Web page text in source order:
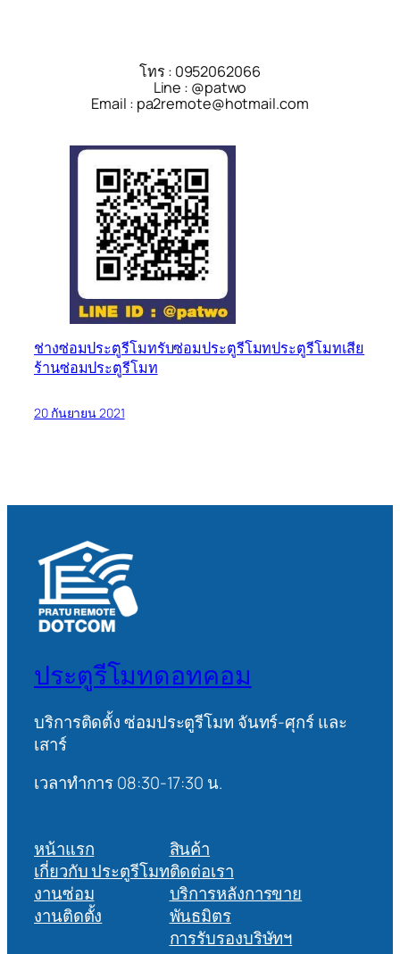
โทร : 0952062066
Line : @patwo
Email : pa2remote@hotmail.com
ช่างซ่อมประตูรีโมทรับซ่อมประตูรีโมทประตูรีโมทเสีย
ร้านซ่อมประตูรีโมท
20 กันยายน 2021
ประตูรีโมทดอทคอม
บริการติดตั้ง ซ่อมประตูรีโมท จันทร์-ศุกร์ และ
เสาร์
เวลาทำการ 08:30-17:30 น.
หน้าแรก
เกี่ยวกับ ประตูรีโมท
งานซ่อม
งานติดตั้ง
สินค้า
ติดต่อเรา
บริการหลังการขาย
พันธมิตร
การรับรองบริษัทฯ